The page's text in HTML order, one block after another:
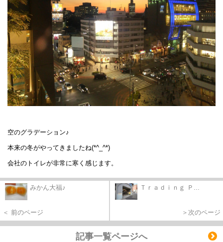
空のグラデーション♪
本来の冬がやってきましたね(*^_^*)
会社のトイレが非常に寒く感じます。
みかん大福♪
＜ 前のページ
Ｔｒａｄｉｎｇ Ｐ...
＞次のページ
記事一覧ページへ